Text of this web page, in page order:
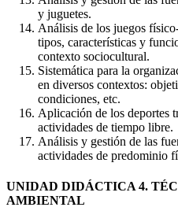
y juguetes.
Análisis de los juegos
tipos, características y
contexto sociocultural.
Sistemática para la
en diversos contextos:
condiciones, etc.
Aplicación de los deportes
actividades de tiempo libre.
Análisis y gestión de las
actividades de predominio
UNIDAD DIDÁCTICA 4.
AMBIENTAL